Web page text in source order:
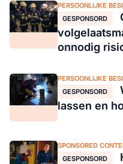
PERSOONLIJKE
GESPONSORD
onnodig
PERSOONLIJKE
GESPONSORD
lassen en
SPONSORED
GESPONSORD